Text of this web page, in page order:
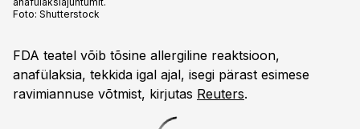
Foto: Shutterstock
FDA teatel võib tõsine allergiline reaktsioon,
anafülaksia, tekkida igal ajal, isegi pärast esimese
ravimiannuse võtmist, kirjutas Reuters.